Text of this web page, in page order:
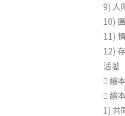
9) 人
10)
11)
12)
活著
 繪
 繪
1) 共